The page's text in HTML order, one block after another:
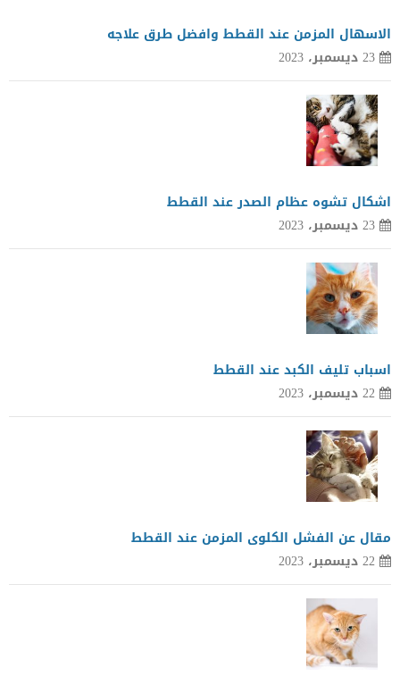
الاسهال المزمن عند القطط وافضل طرق علاجه
23 ديسمبر، 2023
اشكال تشوه عظام الصدر عند القطط
23 ديسمبر، 2023
اسباب تليف الكبد عند القطط
22 ديسمبر، 2023
مقال عن الفشل الكلوى المزمن عند القطط
22 ديسمبر، 2023